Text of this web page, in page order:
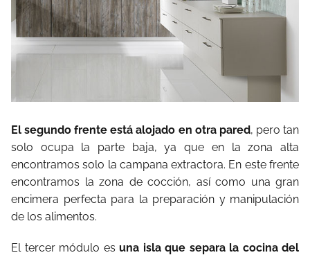
El segundo frente está alojado en otra pared, pero tan
solo ocupa la parte baja, ya que en la zona alta
encontramos solo la campana extractora. En este frente
encontramos la zona de cocción, así como una gran
encimera perfecta para la preparación y manipulación
de los alimentos.
El tercer módulo es una isla que separa la cocina del